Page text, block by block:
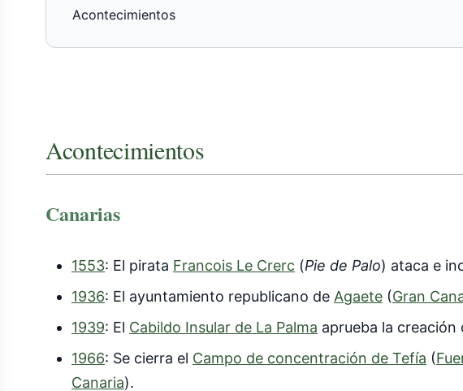
Acontecimientos
Acontecimientos
Canarias
1553: El pirata Francois Le Crerc (Pie de Palo) ataca e
1936: El ayuntamiento republicano de Agaete (Gran
1939: El Cabildo Insular de La Palma aprueba la creación
1966: Se cierra el Campo de concentración de Tefía (
Canaria).